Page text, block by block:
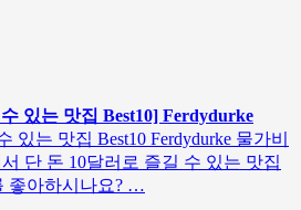
있는 맛집 Best10] Ferdydurke
있는 맛집 Best10 Ferdydurke 물가비
단 돈 10달러로 즐길 수 있는 맛집
좋아하시나요? …